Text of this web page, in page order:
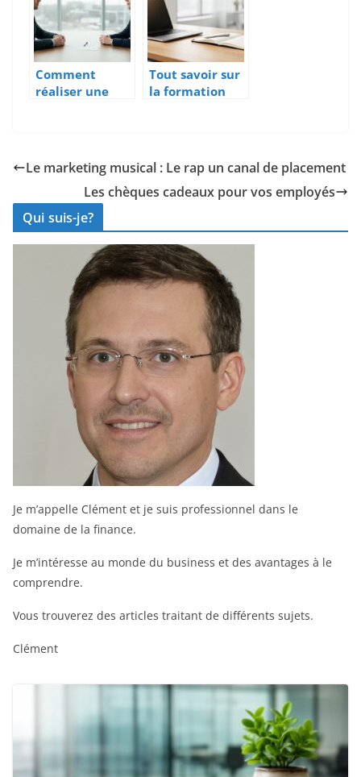
optimale ?
différemment
pour
transformer
votre
entreprise
Comment
réaliser une
anticiper les
objections de
l’employeur
Tout savoir sur
la formation
Le marketing musical : Le rap un canal de placement
Les chèques cadeaux pour vos employés
Qui suis-je?
Je m’appelle Clément et je suis professionnel dans le
domaine de la finance.
Je m’intéresse au monde du business et des avantages à le
comprendre.
Vous trouverez des articles traitant de différents sujets.
Clément